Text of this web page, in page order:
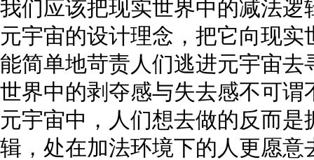
我们应该把现实世界中的减法
元宇宙的设计理念，把它向现
能简单地苛责人们逃进元宇宙
世界中的剥夺感与失去感不可
元宇宙中，人们想去做的反而
辑，处在加法环境下的人更愿